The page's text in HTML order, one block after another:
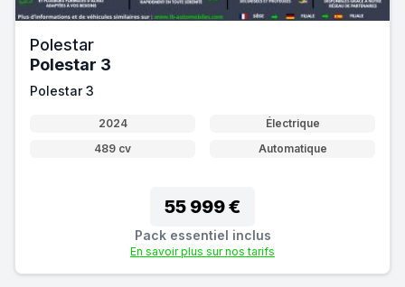
Polestar
Polestar 3
Polestar 3
2024
Électrique
489 cv
Automatique
55 999 €
Pack essentiel inclus
En savoir plus sur nos tarifs